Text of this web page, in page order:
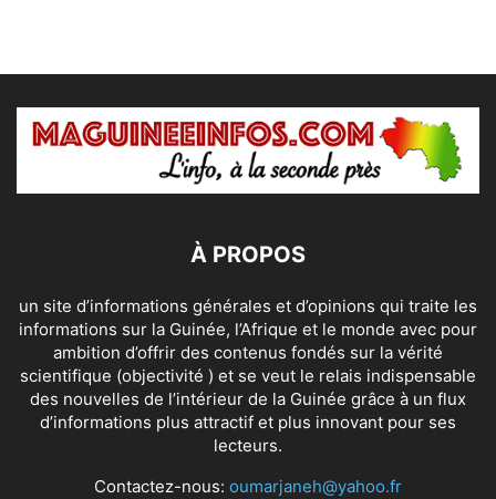
À PROPOS
un site d’informations générales et d’opinions qui traite les
informations sur la Guinée, l’Afrique et le monde avec pour
ambition d’offrir des contenus fondés sur la vérité
scientifique (objectivité ) et se veut le relais indispensable
des nouvelles de l’intérieur de la Guinée grâce à un flux
d’informations plus attractif et plus innovant pour ses
lecteurs.
Contactez-nous: oumarjaneh@yahoo.fr